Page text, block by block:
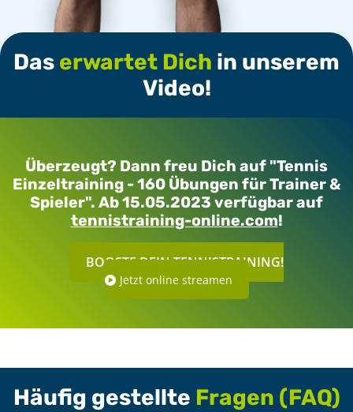
Das erwartet Dich in unserem
Video!
Überzeugt? Dann freu Dich auf "Tennis
Einzeltraining - 160 Übungen für Trainer &
Spieler". Ab 15.05.2023 verfügbar auf
tennistraining-online.com!
BOOSTE DEIN TENNISTRAINING!
Jetzt online streamen
Häufig gestellte Fragen (FAQ)